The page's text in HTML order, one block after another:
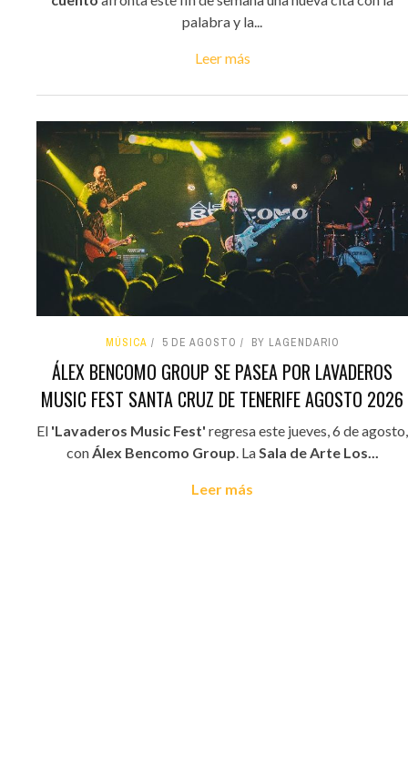
palabra y la...
Leer más
MÚSICA 5 DE AGOSTO BY LAGENDARIO
ÁLEX BENCOMO GROUP SE PASEA POR LAVADEROS
MUSIC FEST SANTA CRUZ DE TENERIFE AGOSTO 2026
El 'Lavaderos Music Fest' regresa este jueves, 6 de agosto,
con Álex Bencomo Group . La Sala de Arte Los...
Leer más